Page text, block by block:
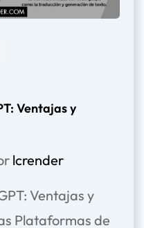
Ventajas y
lcrender
Ventajas y
Plataformas de